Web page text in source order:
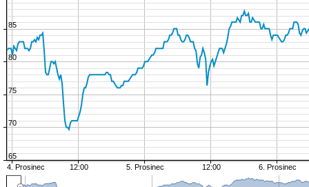
4. Prosinec 12:00 5. Prosinec 12:00 6. Prosinec
65
70
75
80
85